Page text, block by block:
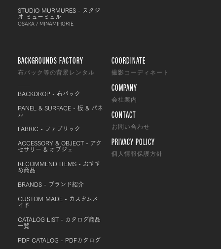
STUDIO MURMURES - スタジ
オ ミューミュル
OSAKA / MINAMIHORIE
BACKGROUNDS FACTORY
布バック等の背景レンタル
BACKDROP - 布バック
PANEL & SURFACE - 板 & パネ
ル
FABRIC - ファブリック
ACCESSORY & OBJECT - アク
セサリー & オブジェ
RECOMMEND ITEMS - おすす
め商品
BRANDS - ブランド紹介
CUSTOM MADE - カスタムメ
イド
CATALOG LIST - カタログ商品
一覧
PDF CATALOG - PDFカタログ
COORDINATE
撮影コーディネート
COMPANY
会社案内
CONTACT
お問い合わせ
PRIVACY POLICY
個人情報保護方針